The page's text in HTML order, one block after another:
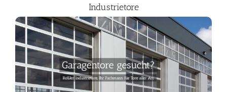
Industrietore